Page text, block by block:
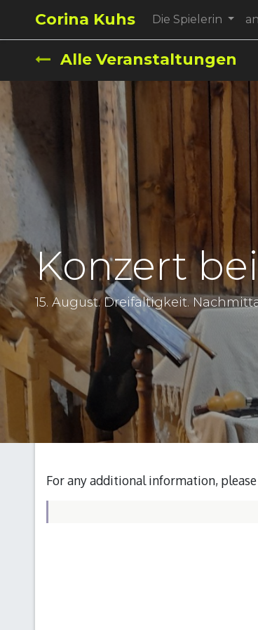
Corina Kuhs Die Spielerin
Alle Veranstaltungen
Konzert
15. August. Dreifaltigkeit.
For any additional information,